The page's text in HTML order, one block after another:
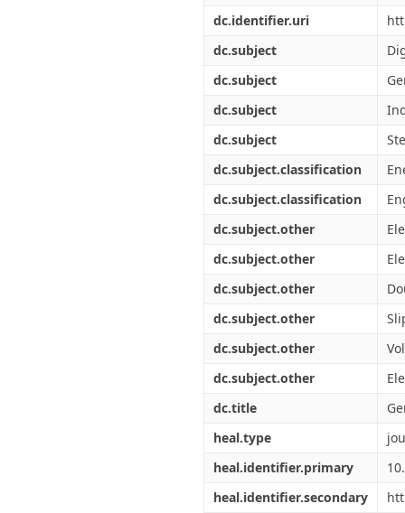
dc.identifier.uri
dc.subject
dc.subject
dc.subject
dc.subject
dc.subject.classification
dc.subject.classification
dc.subject.other
dc.subject.other
dc.subject.other
dc.subject.other
dc.subject.other
dc.subject.other
dc.title
heal.type
heal.identifier.primary
heal.identifier.secondary